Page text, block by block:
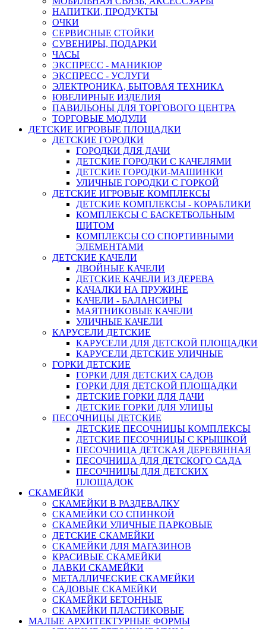
НАПИТКИ, ПРОДУКТЫ
ОЧКИ
СЕРВИСНЫЕ СТОЙКИ
СУВЕНИРЫ, ПОДАРКИ
ЧАСЫ
ЭКСПРЕСС - МАНИКЮР
ЭКСПРЕСС - УСЛУГИ
ЭЛЕКТРОНИКА, БЫТОВАЯ ТЕХНИКА
ЮВЕЛИРНЫЕ ИЗДЕЛИЯ
ПАВИЛЬОНЫ ДЛЯ ТОРГОВОГО ЦЕНТРА
ТОРГОВЫЕ МОДУЛИ
ДЕТСКИЕ ИГРОВЫЕ ПЛОЩАДКИ
ДЕТСКИЕ ГОРОДКИ
ГОРОДКИ ДЛЯ ДАЧИ
ДЕТСКИЕ ГОРОДКИ С КАЧЕЛЯМИ
ДЕТСКИЕ ГОРОДКИ-МАШИНКИ
УЛИЧНЫЕ ГОРОДКИ С ГОРКОЙ
ДЕТСКИЕ ИГРОВЫЕ КОМПЛЕКСЫ
ДЕТСКИЕ КОМПЛЕКСЫ - КОРАБЛИКИ
КОМПЛЕКСЫ С БАСКЕТБОЛЬНЫМ
ЩИТОМ
КОМПЛЕКСЫ СО СПОРТИВНЫМИ
ЭЛЕМЕНТАМИ
ДЕТСКИЕ КАЧЕЛИ
ДВОЙНЫЕ КАЧЕЛИ
ДЕТСКИЕ КАЧЕЛИ ИЗ ДЕРЕВА
КАЧАЛКИ НА ПРУЖИНЕ
КАЧЕЛИ - БАЛАНСИРЫ
МАЯТНИКОВЫЕ КАЧЕЛИ
УЛИЧНЫЕ КАЧЕЛИ
КАРУСЕЛИ ДЕТСКИЕ
КАРУСЕЛИ ДЛЯ ДЕТСКОЙ ПЛОЩАДКИ
КАРУСЕЛИ ДЕТСКИЕ УЛИЧНЫЕ
ГОРКИ ДЕТСКИЕ
ГОРКИ ДЛЯ ДЕТСКИХ САДОВ
ГОРКИ ДЛЯ ДЕТСКОЙ ПЛОЩАДКИ
ДЕТСКИЕ ГОРКИ ДЛЯ ДАЧИ
ДЕТСКИЕ ГОРКИ ДЛЯ УЛИЦЫ
ПЕСОЧНИЦЫ ДЕТСКИЕ
ДЕТСКИЕ ПЕСОЧНИЦЫ КОМПЛЕКСЫ
ДЕТСКИЕ ПЕСОЧНИЦЫ С КРЫШКОЙ
ПЕСОЧНИЦА ДЕТСКАЯ ДЕРЕВЯННАЯ
ПЕСОЧНИЦА ДЛЯ ДЕТСКОГО САДА
ПЕСОЧНИЦЫ ДЛЯ ДЕТСКИХ
ПЛОЩАДОК
СКАМЕЙКИ
СКАМЕЙКИ В РАЗДЕВАЛКУ
СКАМЕЙКИ СО СПИНКОЙ
СКАМЕЙКИ УЛИЧНЫЕ ПАРКОВЫЕ
ДЕТСКИЕ СКАМЕЙКИ
СКАМЕЙКИ ДЛЯ МАГАЗИНОВ
КРАСИВЫЕ СКАМЕЙКИ
ЛАВКИ СКАМЕЙКИ
МЕТАЛЛИЧЕСКИЕ СКАМЕЙКИ
САДОВЫЕ СКАМЕЙКИ
СКАМЕЙКИ БЕТОННЫЕ
СКАМЕЙКИ ПЛАСТИКОВЫЕ
МАЛЫЕ АРХИТЕКТУРНЫЕ ФОРМЫ